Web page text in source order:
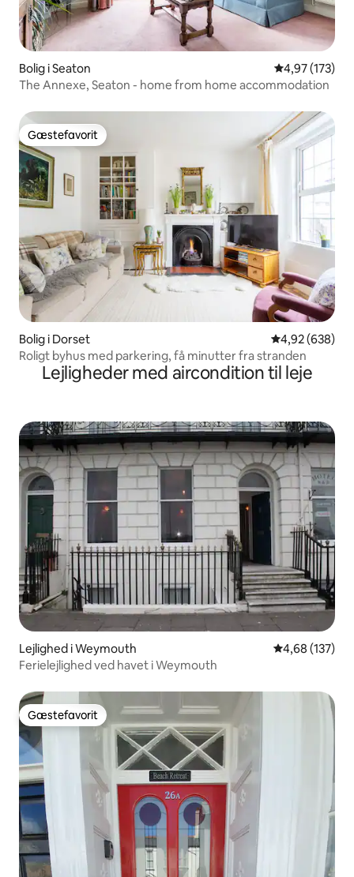
Bolig i Seaton 4,97 ud af 5 i
4,97 (173)
The Annexe, Seaton - home from home accommodation
Gæstefavorit
Gæstefavorit
Bolig i Dorset 4,92 ud af 5 i
4,92 (638)
Roligt byhus med parkering, få minutter fra stranden
Lejligheder med aircondition til leje
Lejlighed i Weymouth 4,68 ud af 5 i
4,68 (137)
Ferielejlighed ved havet i Weymouth
Gæstefavorit
Gæstefavorit